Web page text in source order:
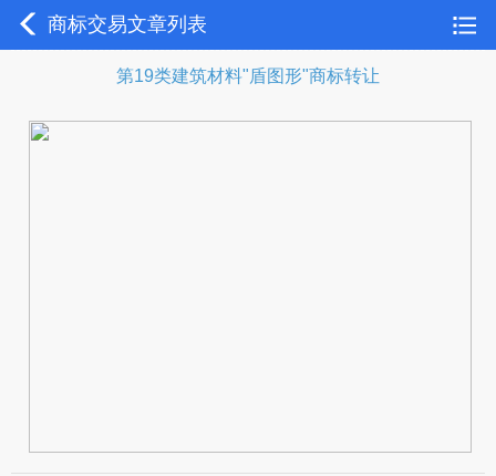
商标交易文章列表
第19类建筑材料"盾图形"商标转让